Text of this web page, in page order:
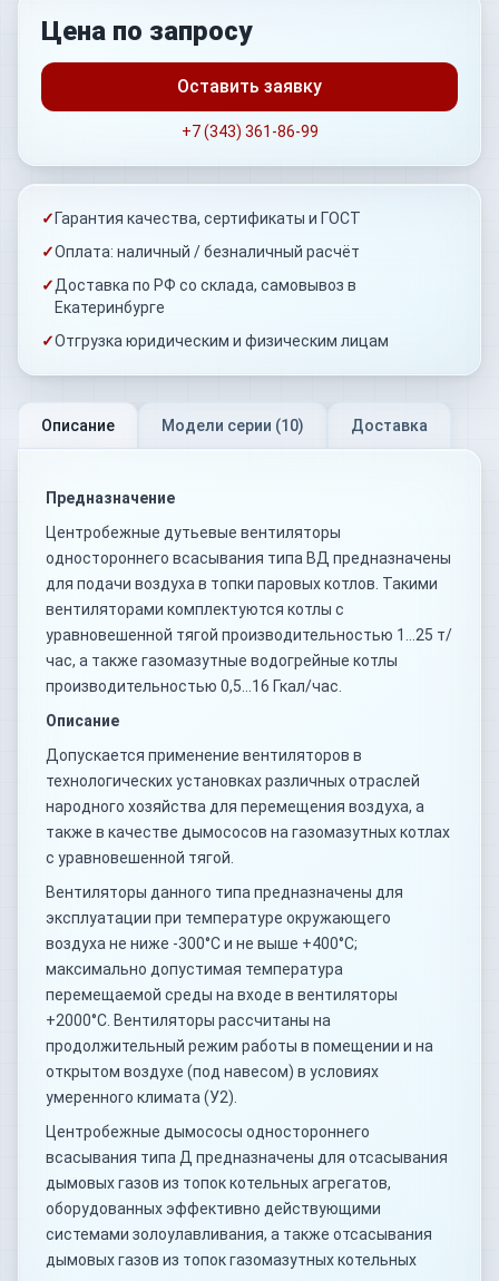
Цена по запросу
Оставить заявку
+7 (343) 361-86-99
✓ Гарантия качества, сертификаты и ГОСТ
✓Оплата: наличный / безналичный расчёт
✓Доставка по РФ со склада, самовывоз в
Екатеринбурге
✓Отгрузка юридическим и физическим лицам
Описание Модели серии (10) Доставка
Предназначение
Центробежные дутьевые вентиляторы
одностороннего всасывания типа ВД предназначены
для подачи воздуха в топки паровых котлов. Такими
вентиляторами комплектуются котлы с
уравновешенной тягой производительностью 1…25 т/
час, а также газомазутные водогрейные котлы
производительностью 0,5…16 Гкал/час.
Описание
Допускается применение вентиляторов в
технологических установках различных отраслей
народного хозяйства для перемещения воздуха, а
также в качестве дымососов на газомазутных котлах
с уравновешенной тягой.
Вентиляторы данного типа предназначены для
эксплуатации при температуре окружающего
воздуха не ниже -300°С и не выше +400°С;
максимально допустимая температура
перемещаемой среды на входе в вентиляторы
+2000°С. Вентиляторы рассчитаны на
продолжительный режим работы в помещении и на
открытом воздухе (под навесом) в условиях
умеренного климата (У2).
Центробежные дымососы одностороннего
всасывания типа Д предназначены для отсасывания
дымовых газов из топок котельных агрегатов,
оборудованных эффективно действующими
системами золоулавливания, а также отсасывания
дымовых газов из топок газомазутных котельных